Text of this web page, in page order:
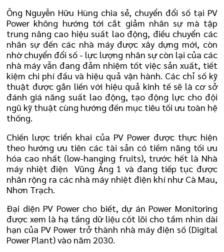
Ông Nguyễn Hữu Hùng chia sẻ, chuyển đổi số tại PV
Power không hướng tới cắt giảm nhân sự mà tập
trung nâng cao hiệu suất lao động, điều chuyển các
nhân sự đến các nhà máy được xây dựng mới, còn
nhờ chuyển đổi số - lực lượng nhân sự còn lại của các
nhà máy vẫn đang đảm nhiệm tốt việc sản xuất, tiết
kiệm chi phí đầu và hiệu quả vận hành. Các chỉ số kỹ
thuật được gắn liền với hiệu quả kinh tế sẽ là cơ sở
đánh giá năng suất lao động, tạo động lực cho đội
ngũ kỹ thuật cùng hướng đến mục tiêu tối ưu toàn hệ
thống.
Chiến lược triển khai của PV Power được thực hiện
theo hướng ưu tiên các tài sản có tiềm năng tối ưu
hóa cao nhất (low-hanging fruits), trước hết là Nhà
máy nhiệt điện Vũng Áng 1 và đang tiếp tục được
nhân rộng ra các nhà máy nhiệt điện khí như Cà Mau,
Nhơn Trạch.
Đại diện PV Power cho biết, dự án Power Monitoring
được xem là hạ tầng dữ liệu cốt lõi cho tầm nhìn dài
hạn của PV Power trở thành nhà máy điện số (Digital
Power Plant) vào năm 2030.